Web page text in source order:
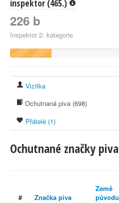
inspektor (465.)
226 b
Inspektor 2. kategorie
Vizitka
Ochutnaná piva (698)
Přátelé (1)
Ochutnané značky piva
# Značka piva
Země
původu